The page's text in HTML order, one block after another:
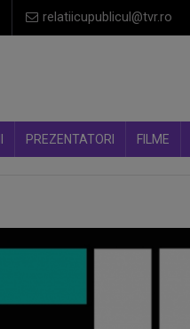
relatiicupublicul@tvr.ro
PREZENTATORI FILME